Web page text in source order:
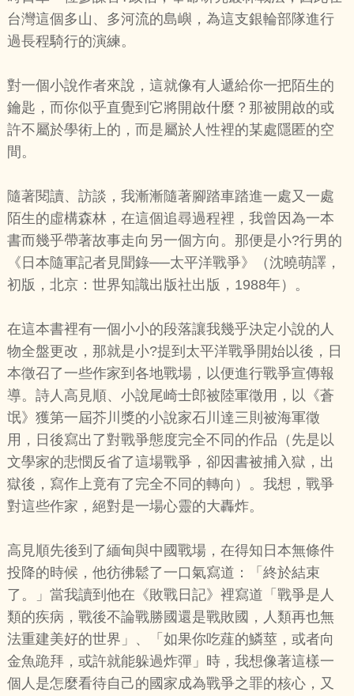
台灣這個多山、多河流的島嶼，為這支銀輪部隊進行
過長程騎行的演練。
對一個小說作者來說，這就像有人遞給你一把陌生的
鑰匙，而你似乎直覺到它將開啟什麼？那被開啟的或
許不屬於學術上的，而是屬於人性裡的某處隱匿的空
間。
隨著閱讀、訪談，我漸漸隨著腳踏車踏進一處又一處
陌生的虛構森林，在這個追尋過程裡，我曾因為一本
書而幾乎帶著故事走向另一個方向。那便是小?行男的
《日本隨軍記者見聞錄──太平洋戰爭》（沈曉萌譯，
初版，北京：世界知識出版社出版，1988年）。
在這本書裡有一個小小的段落讓我幾乎決定小說的人
物全盤更改，那就是小?提到太平洋戰爭開始以後，日
本徵召了一些作家到各地戰場，以便進行戰爭宣傳報
導。詩人高見順、小說尾崎士郎被陸軍徵用，以《蒼
氓》獲第一屆芥川獎的小說家石川達三則被海軍徵
用，日後寫出了對戰爭態度完全不同的作品（先是以
文學家的悲憫反省了這場戰爭，卻因書被捕入獄，出
獄後，寫作上竟有了完全不同的轉向）。我想，戰爭
對這些作家，絕對是一場心靈的大轟炸。
高見順先後到了緬甸與中國戰場，在得知日本無條件
投降的時候，他彷彿鬆了一口氣寫道：「終於結束
了。」當我讀到他在《敗戰日記》裡寫道「戰爭是人
類的疾病，戰後不論戰勝國還是戰敗國，人類再也無
法重建美好的世界」、「如果你吃薤的鱗莖，或者向
金魚跪拜，或許就能躲過炸彈」時，我想像著這樣一
個人是怎麼看待自己的國家成為戰爭之罪的核心，又